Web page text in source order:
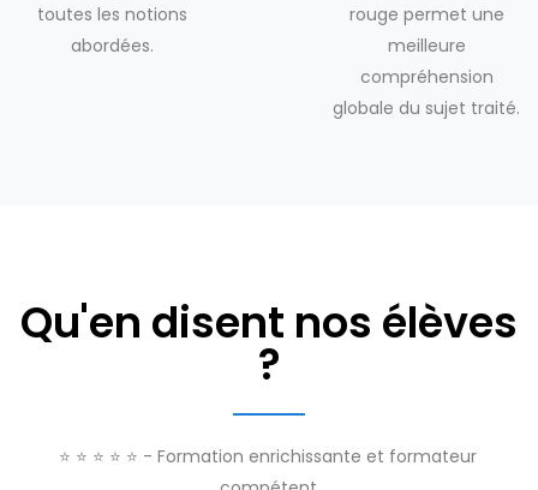
toutes les notions
abordées.
rouge permet une
meilleure
compréhension
globale du sujet traité.
Qu'en disent nos élèves
?
⭐ ⭐ ⭐ ⭐ ⭐ - Formation enrichissante et formateur